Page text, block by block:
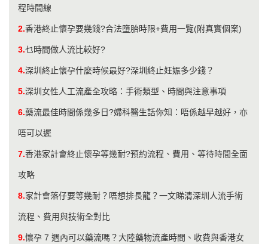
程時間線
2.香港終止懷孕要幾錢?合法墮胎時限+費用一覽(附真實個案)
3.乜時間做人流比較好?
4.​深圳終止懷孕什麼時候最好?深圳終止妊娠多少錢？
5.深圳女性人工流產全攻略：手術類型、時間與注意事項
6.藥流最佳時間係幾多日?婦科醫生話你知：唔係越早越好，亦
唔可以遲
7.香港家計會終止懷孕等幾耐?預約流程、費用、等待時間全面
攻略
8.家計會落仔要等幾耐？唔想排長龍？一文睇清深圳人流手術
流程、費用與技術全對比
9.懷孕 7 週內可以藥流嗎？大陸藥物流產時間、收費與香港女